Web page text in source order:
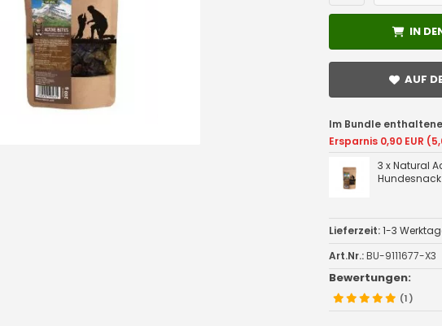
IN
IN
AUF
AUF
Im Bundle
Ersparnis 0,90 EUR
3 x Natural
Lieferzeit:1-3
Art.Nr.:BU-9111677-X3
Bewertungen:
(1)